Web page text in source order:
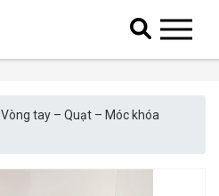
Vòng tay – Quạt – Móc khóa